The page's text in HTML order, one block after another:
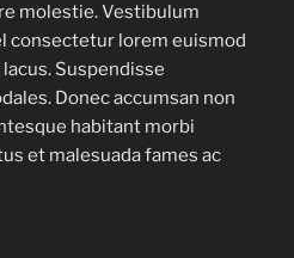
molestie. Vestibulum
consectetur lorem euismod
Suspendisse
Donec accumsan non
habitant morbi
et malesuada fames ac